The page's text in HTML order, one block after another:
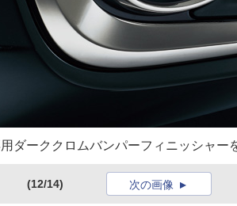
ダーククロムバンパーフィニッシャー
(12/14) 次の画像